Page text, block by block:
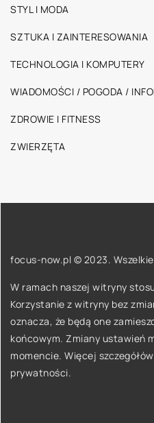
STYL I MODA
SZTUKA I ZAINTERESOWANIA
TECHNOLOGIA I KOMPUTERY
WIADOMOŚCI / POGODA /
ZDROWIE I FITNESS
ZWIERZĘTA
focus-now.pl © 2023.
W ramach naszej witryny
Korzystanie z witryny bez
oznacza, że będą one
końcowym. Zmiany ustawień
momencie. Więcej
prywatności.